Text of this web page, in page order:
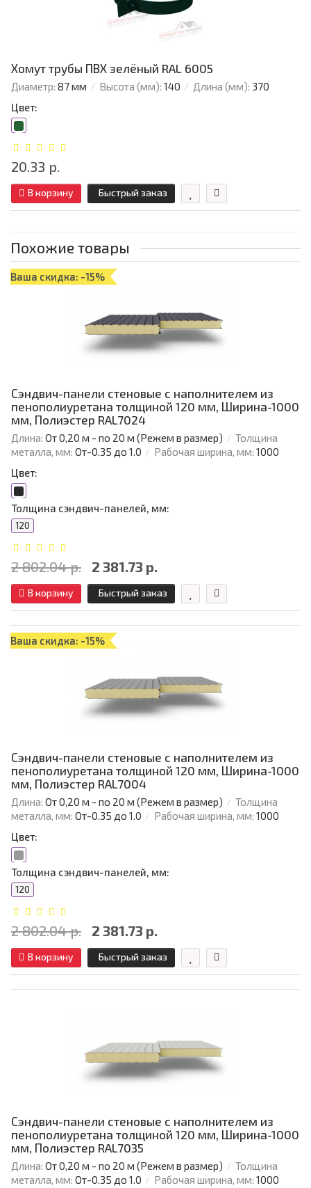
Хомут трубы ПВХ зелёный RAL 6005
Диаметр: 87 мм Высота (мм): 140 Длина (мм): 370
Цвет:
20.33 р.
В корзину Быстрый заказ
Похожие товары
Ваша скидка: -15%
Сэндвич-панели стеновые с наполнителем из
пенополиуретана толщиной 120 мм, Ширина-1000
мм, Полиэстер RAL7024
Длина: От 0,20 м - по 20 м (Режем в размер)
Толщина
металла, мм: От-0.35 до 1.0 Рабочая ширина, мм: 1000
Цвет:
Толщина сэндвич-панелей, мм:
120
2 802.04 р. 2 381.73 р.
В корзину Быстрый заказ
Ваша скидка: -15%
Сэндвич-панели стеновые с наполнителем из
пенополиуретана толщиной 120 мм, Ширина-1000
мм, Полиэстер RAL7004
Длина: От 0,20 м - по 20 м (Режем в размер)
Толщина
металла, мм: От-0.35 до 1.0 Рабочая ширина, мм: 1000
Цвет:
Толщина сэндвич-панелей, мм:
120
2 802.04 р. 2 381.73 р.
В корзину Быстрый заказ
Сэндвич-панели стеновые с наполнителем из
пенополиуретана толщиной 120 мм, Ширина-1000
мм, Полиэстер RAL7035
Длина: От 0,20 м - по 20 м (Режем в размер)
Толщина
металла, мм: От-0.35 до 1.0 Рабочая ширина, мм: 1000